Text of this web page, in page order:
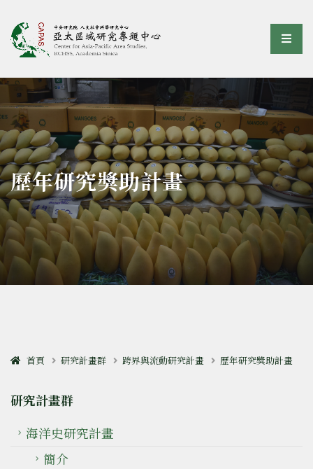
亞太區域研究專題中心選
:::
歷年研究獎助計畫
首頁 研究計畫群 跨界與流動研究計畫 歷年研究獎助計畫
研究計畫群
海洋史研究計畫
簡介